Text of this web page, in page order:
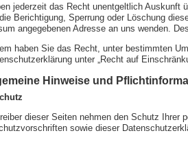
jederzeit das Recht unentgeltlich Auskunft
Berichtigung, Sperrung oder Löschung
angegebenen Adresse an uns wenden.
haben Sie das Recht, unter bestimmten
unter „Recht auf
Hinweise und
dieser Seiten nehmen den Schutz Ihrer
sowie dieser